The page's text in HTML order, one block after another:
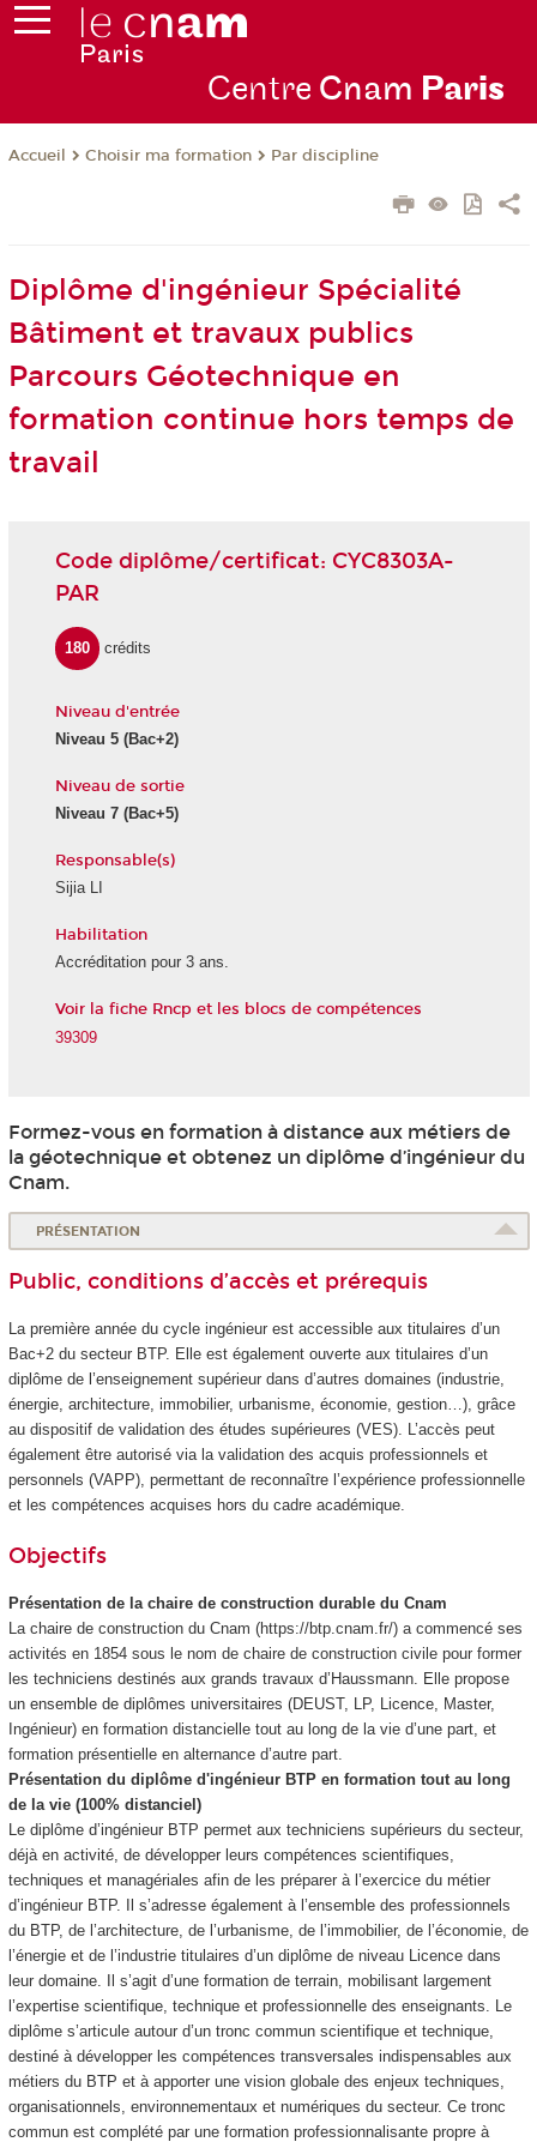
Centre Cnam Paris
Accueil Choisir ma formation Par discipline
Diplôme d'ingénieur Spécialité
Bâtiment et travaux publics
Parcours Géotechnique en
formation continue hors temps de
travail
Code diplôme/certificat: CYC8303A-
PAR
180 crédits
Niveau d'entrée
Niveau 5(Bac+2)
Niveau de sortie
Niveau 7(Bac+5)
Responsable(s)
Sijia LI
Habilitation
Accréditation pour 3 ans.
Voir la fiche Rncp et les blocs de compétences
39309
Formez-vous en formation à distance aux métiers de
la géotechnique et obtenez un diplôme d’ingénieur du
Cnam.
PRÉSENTATION
Public, conditions d’accès et prérequis
La première année du cycle ingénieur est accessible aux titulaires d’un
Bac+2 du secteur BTP. Elle est également ouverte aux titulaires d’un
diplôme de l’enseignement supérieur dans d’autres domaines (industrie,
énergie, architecture, immobilier, urbanisme, économie, gestion…), grâce
au dispositif de validation des études supérieures (VES). L’accès peut
également être autorisé via la validation des acquis professionnels et
personnels (VAPP), permettant de reconnaître l’expérience professionnelle
et les compétences acquises hors du cadre académique.
Objectifs
Présentation de la chaire de construction durable du Cnam
La chaire de construction du Cnam (https://btp.cnam.fr/) a commencé ses
activités en 1854 sous le nom de chaire de construction civile pour former
les techniciens destinés aux grands travaux d’Haussmann. Elle propose
un ensemble de diplômes universitaires (DEUST, LP, Licence, Master,
Ingénieur) en formation distancielle tout au long de la vie d’une part, et
formation présentielle en alternanced’autre part.
Présentation du diplôme d'ingénieur BTP en formation tout au long
de la vie (100% distanciel)
Le diplôme d’ingénieur BTP permet aux techniciens supérieurs du secteur,
déjà en activité, de développer leurs compétences scientifiques,
techniques et managériales afin de les préparer à l’exercice du métier
d’ingénieur BTP. Il s’adresse également à l’ensemble des professionnels
du BTP, de l’architecture, de l’urbanisme, de l’immobilier, de l’économie, de
l’énergie et de l’industrie titulaires d’un diplôme de niveau Licence dans
leur domaine. Il s’agit d’une formation de terrain, mobilisant largement
l’expertise scientifique, technique et professionnelle des enseignants. Le
diplôme s’articule autour d’un tronc commun scientifique et technique,
destiné à développer les compétences transversales indispensables aux
métiers du BTP et à apporter une vision globale des enjeux techniques,
organisationnels, environnementaux et numériques du secteur. Ce tronc
commun est complété par une formation professionnalisante propre à